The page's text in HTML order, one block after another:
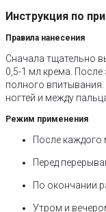
Инструкция по
Правила нанесения
Сначала тщательно
0,5-1 мл крема. После
полного
ногтей и между
Режим применения
После каждого
Перед
По окончании
Утром и